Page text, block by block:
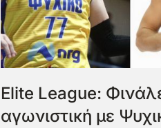
Elite League:
αγωνιστική με